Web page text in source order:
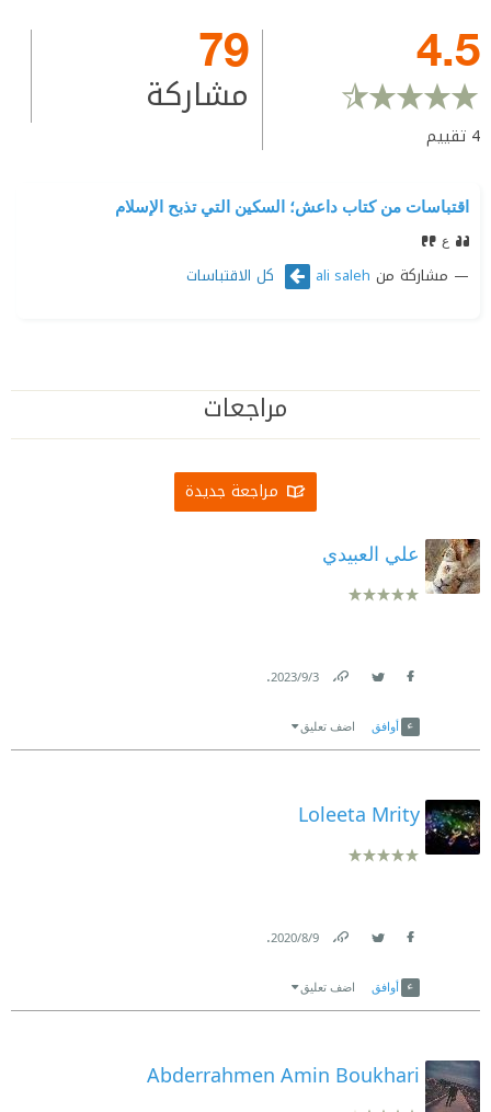
4.5
4 تقييم
79
مشاركة
اقتباسات من كتاب داعش؛ السكين التي تذبح الإسلام
ع
مشاركة من ali saleh كل الاقتباسات
مراجعات
مراجعة جديدة
علي العبيدي
3‏/9‏/2023
.
أوافق اضف تعليق
Loleeta Mrity
9‏/8‏/2020
.
أوافق اضف تعليق
Abderrahmen Amin Boukhari